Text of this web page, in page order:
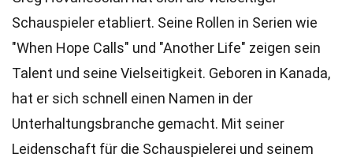
Schauspieler etabliert. Seine Rollen in Serien wie
"When Hope Calls" und "Another Life" zeigen sein
Talent und seine Vielseitigkeit. Geboren in Kanada,
hat er sich schnell einen Namen in der
Unterhaltungsbranche gemacht. Mit seiner
Leidenschaft für die Schauspielerei und seinem